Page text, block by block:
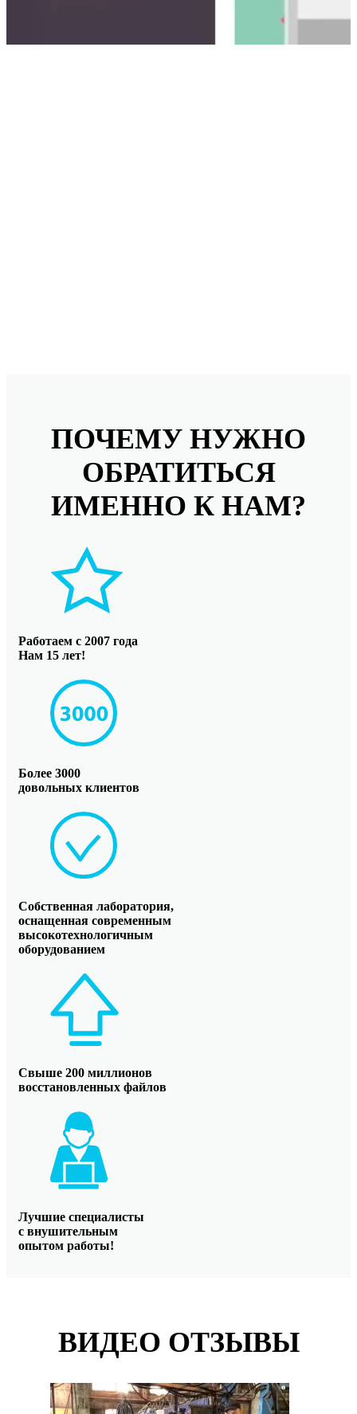
ПОЧЕМУ НУЖНО
ОБРАТИТЬСЯ
ИМЕННО К НАМ?
Работаем с 2007 года
Нам 15 лет!
Более 3000
довольных клиентов
Собственная лаборатория,
оснащенная современным
высокотехнологичным
оборудованием
Свыше 200 миллионов
восстановленных файлов
Лучшие специалисты
с внушительным
опытом работы!
ВИДЕО ОТЗЫВЫ